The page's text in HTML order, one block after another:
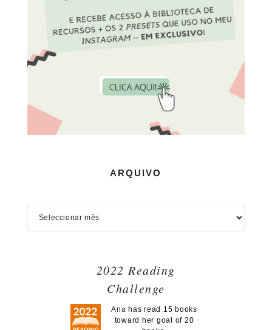
ARQUIVO
2022 Reading
Challenge
Ana has read 15 books
toward her goal of 20